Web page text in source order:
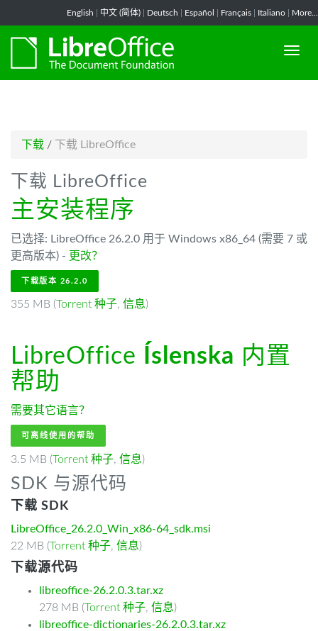
English 中文 (简体) Deutsch Español Français Italiano More...
下载 / 下载 LibreOffice
下载 LibreOffice
主安装程序
已选择: LibreOffice 26.2.0 用于 Windows x86_64 (需要 7 或
更高版本) - 更改？
下载版本 26.2.0
355 MB (Torrent 种子, 信息)
LibreOffice Íslenska 内置
帮助
需要其它语言？
可离线使用的帮助
3.5 MB (Torrent 种子, 信息)
SDK 与源代码
下载 SDK
LibreOffice_26.2.0_Win_x86-64_sdk.msi
22 MB (Torrent 种子, 信息)
下载源代码
libreoffice-26.2.0.3.tar.xz
278 MB (Torrent 种子, 信息)
libreoffice-dictionaries-26.2.0.3.tar.xz